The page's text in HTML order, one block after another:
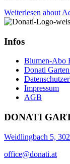
Weiterlesen about
Infos
Blumen-Abo
Donati
Impressum
AGB
DONATI
Weidlingbach 5,
office@donati.at